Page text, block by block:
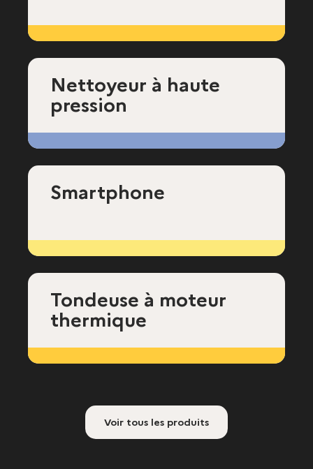
Nettoyeur à haute
pression
Smartphone
Tondeuse à moteur
thermique
Voir tous les produits